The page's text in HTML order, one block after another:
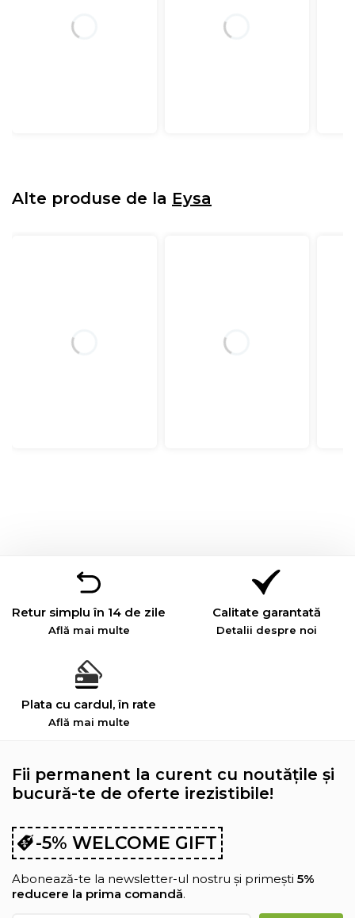
Alte produse de la Eysa
Retur simplu în 14 de zile
Află mai multe
Calitate garantată
Detalii despre noi
Plata cu cardul, în rate
Află mai multe
Fii permanent la curent cu noutățile și
bucură-te de oferte irezistibile!
-5% WELCOME GIFT
Abonează-te la newsletter-ul nostru și primești 5%
reducere la prima comandă.